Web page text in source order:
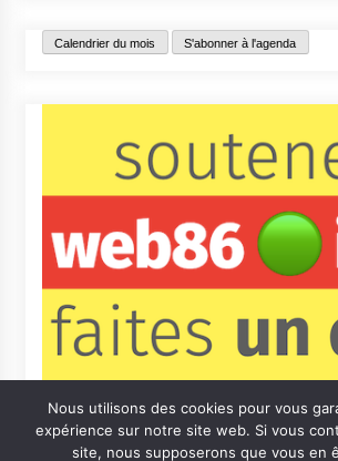
Calendrier du mois S'abonner à l'agenda
Nous utilisons des cookies pour vous
expérience sur notre site web. Si vous
site, nous supposerons que vous en